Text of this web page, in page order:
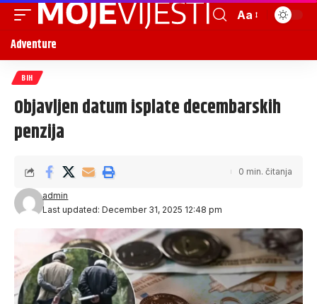
Aa
Adventure
BIH
Objavljen datum isplate decembarskih
penzija
Last updated: December 31, 2025 12:48 pm
admin
0 min. čitanja